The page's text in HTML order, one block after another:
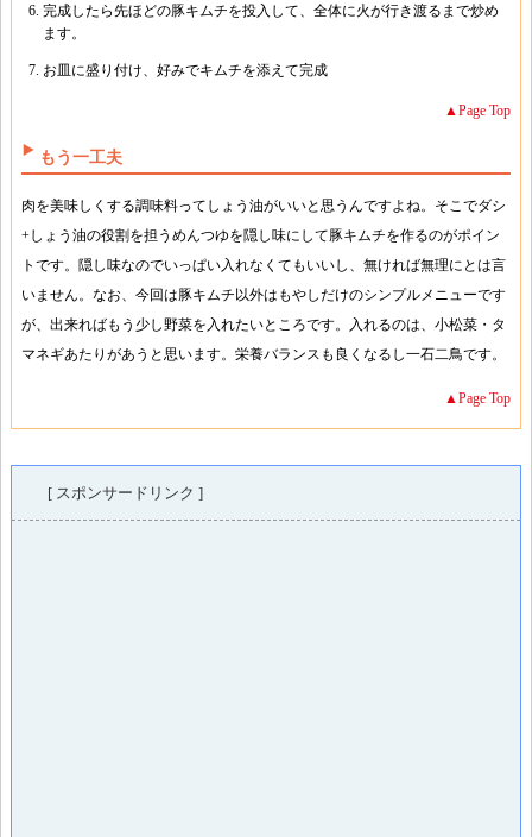
完成したら先ほどの豚キムチを投入して、全体に火が行き渡るまで炒め
ます。
お皿に盛り付け、好みでキムチを添えて完成
▲Page Top
もう一工夫
肉を美味しくする調味料ってしょう油がいいと思うんですよね。そこでダシ
+しょう油の役割を担うめんつゆを隠し味にして豚キムチを作るのがポイン
トです。隠し味なのでいっぱい入れなくてもいいし、無ければ無理にとは言
いません。なお、今回は豚キムチ以外はもやしだけのシンプルメニューです
が、出来ればもう少し野菜を入れたいところです。入れるのは、小松菜・タ
マネギあたりがあうと思います。栄養バランスも良くなるし一石二鳥です。
▲Page Top
[ スポンサードリンク ]